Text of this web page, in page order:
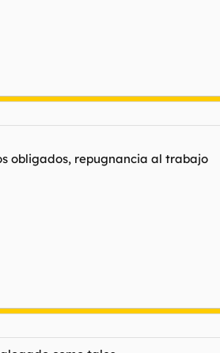
obligados, repugnancia al trabajo